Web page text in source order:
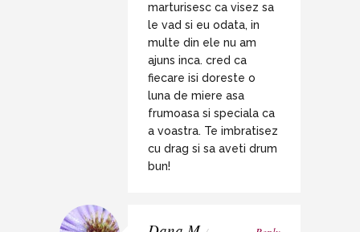
marturisesc ca visez sa
le vad si eu odata, in
multe din ele nu am
ajuns inca. cred ca
fiecare isi doreste o
luna de miere asa
frumoasa si speciala ca
a voastra. Te imbratisez
cu drag si sa aveti drum
bun!